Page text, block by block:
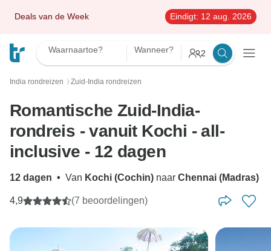
Deals van de Week Eindigt: 12 aug. 2026
Waarnaartoe? Wanneer? 2
India rondreizen 〉 Zuid-India rondreizen
Romantische Zuid-India-
rondreis - vanuit Kochi - all-
inclusive - 12 dagen
12 dagen • Van Kochi (Cochin) naar Chennai (Madras)
4,9 (7 beoordelingen)